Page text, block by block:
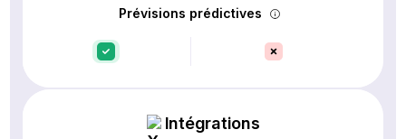
Prévisions prédictives
Intégrations